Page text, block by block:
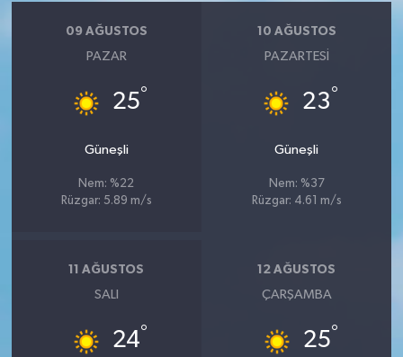
09 AĞUSTOS
PAZAR
25°
Güneşli
Nem: %22
Rüzgar: 5.89 m/s
10 AĞUSTOS
PAZARTESI
23°
Güneşli
Nem: %37
Rüzgar: 4.61 m/s
11 AĞUSTOS
SALI
24°
12 AĞUSTOS
ÇARŞAMBA
25°